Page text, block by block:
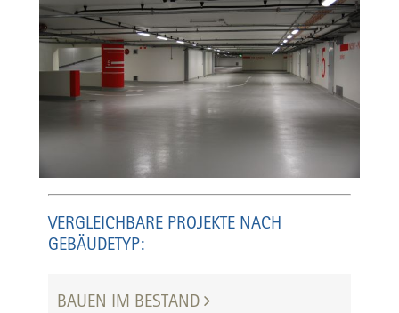
VERGLEICHBARE PROJEKTE NACH
GEBÄUDETYP:
BAUEN IM BESTAND